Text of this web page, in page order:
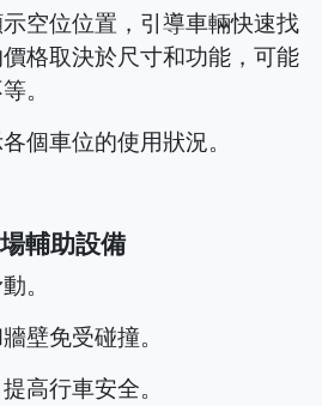
空位位置，引導車輛快速找
格取決於尺寸和功能，可能
。
個車位的使用狀況。
輔助設備
。
壁免受碰撞。
高行車安全。